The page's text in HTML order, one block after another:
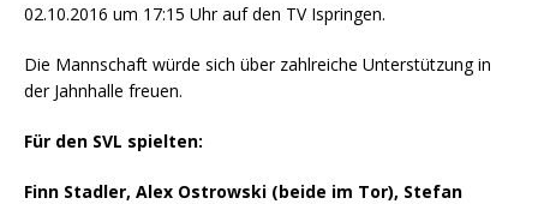
02.10.2016 um 17:15 Uhr auf den TV Ispringen.
Die Mannschaft würde sich über zahlreiche Unterstützung in
der Jahnhalle freuen.
Für den SVL spielten:
Finn Stadler, Alex Ostrowski (beide im Tor), Stefan